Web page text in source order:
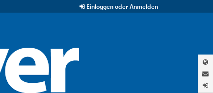
Einloggen oder Anmelden